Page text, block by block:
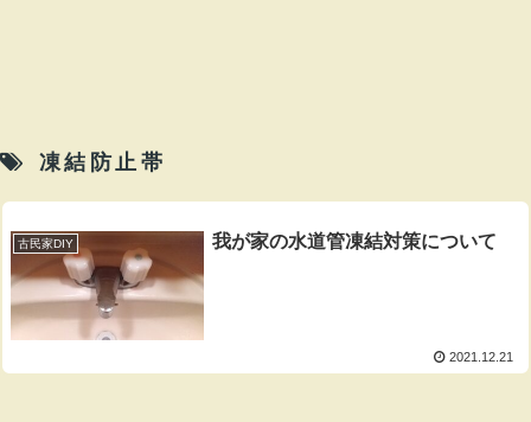
凍結防止帯
古民家DIY 我が家の水道管凍結対策について
2021.12.21